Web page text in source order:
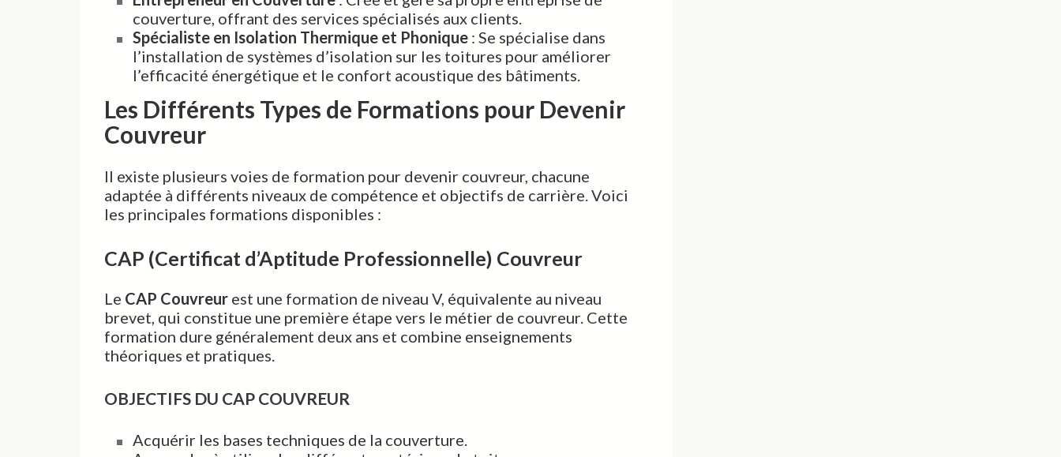
couverture, offrant des services spécialisés aux clients.
Spécialiste en Isolation Thermique et Phonique : Se spécialise dans
l’installation de systèmes d’isolation sur les toitures pour améliorer
l’efficacité énergétique et le confort acoustique des bâtiments.
Les Différents Types de Formations pour Devenir
Couvreur
Il existe plusieurs voies de formation pour devenir couvreur, chacune
adaptée à différents niveaux de compétence et objectifs de carrière. Voici
les principales formations disponibles :
CAP (Certificat d’Aptitude Professionnelle) Couvreur
Le CAP Couvreur est une formation de niveau V, équivalente au niveau
brevet, qui constitue une première étape vers le métier de couvreur. Cette
formation dure généralement deux ans et combine enseignements
théoriques et pratiques.
OBJECTIFS DU CAP COUVREUR
Acquérir les bases techniques de la couverture.